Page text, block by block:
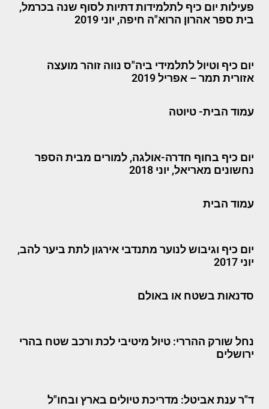
פעילות יום כיף לתלמידות דתיות לסוף שנה בכרמל,
בית ספר אהרון הרוא"ה חיפה, יוני 2019
יום כיף וטיול לתלמידי ביה"ס נווה זוהר מועצה
אזורית תמר – אפריל 2019
עמוד הבית- טיוטה
יום כיף בחוף חדרה-אולגה, למורים מבית הספר
נחשונים מאריאל, יוני 2018
עמוד הבית
יום כיף וגיבוש לנוער מתנדבי אירגון לתת ביער להב,
יוני 2017
סדנאות בשטח או באולם
נחל שורק ההררי: טיול מיטיבי לכת ורכב שטח בהרי
ירושלים
ד"ר ענת אביטל: מדריכת טיולים בארץ ובחו"ל